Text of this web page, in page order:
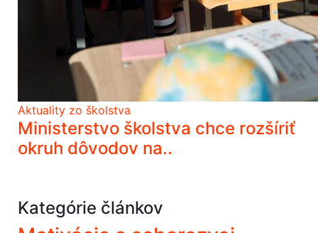
Aktuality zo školstva
Ministerstvo školstva chce rozšíriť
okruh dôvodov na..
Kategórie článkov